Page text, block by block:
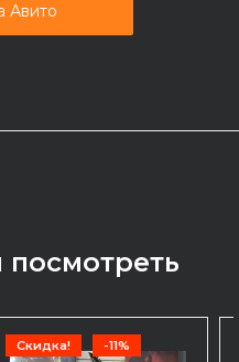
Авито
Скидка! -11%